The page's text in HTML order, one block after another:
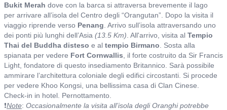
Bukit Merah dove con la barca si attraversa brevemente il lago
per arrivare all’isola del Centro degli “Orangutan”. Dopo la visita il
viaggio riprende verso Penang . Arrivo sull’isola attraversando uno
dei ponti più lunghi dell’Asia (13.5 Km) . All'arrivo, visita al Tempio
Thai del Buddha disteso e al tempio Birmano . Sosta alla
spianata per vedere Fort Cornwallis , il forte costruito da Sir Francis
Light, fondatore di questo insediamento Britannico. Sarà possibile
ammirare l’architettura coloniale degli edifici circostanti. Si procede
per vedere Khoo Kongsi, una bellissima casa di Clan Cinese.
Check-in in hotel. Pernottamento.
❗Note: Occasionalmente la visita all’isola degli Oranghi potrebbe